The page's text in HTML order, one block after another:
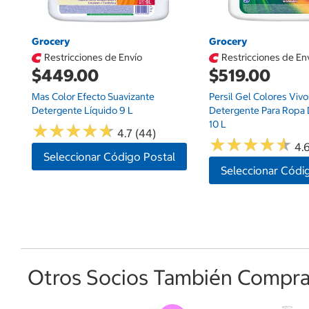
Grocery
Restricciones de Envío
$449.00
Mas Color Efecto Suavizante
Detergente Líquido 9 L
★★★★★
★★★★★ 4.7 (44)
Seleccionar Código Postal
Grocery
Restricciones de
$519.00
Persil Gel Colores
Detergente Para Ropa
10 L
★★★★★
★★★★★
Seleccionar
Otros Socios También